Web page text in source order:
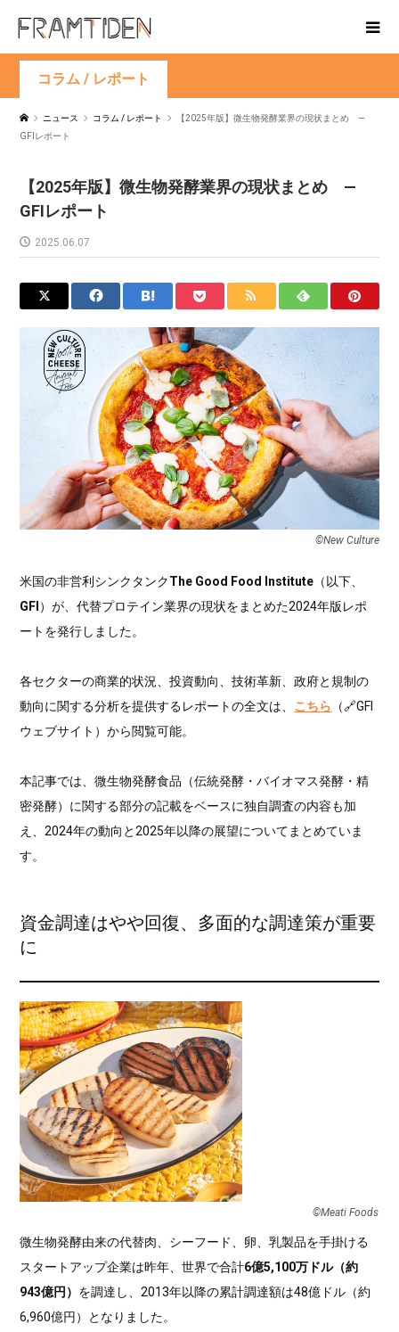
コラム / レポート
ニュース コラム / レポート
【2025年版】微生物発酵業界の現状まとめ —
GFIレポート
【2025年版】微生物発酵業界の現状まとめ —
GFIレポート
2025.06.07
©︎New Culture
米国の非営利シンクタンクThe Good Food Institute （以下、
GFI ）が、代替プロテイン業界の現状をまとめた2024年版レポ
ートを発行しました。
各セクターの商業的状況、投資動向、技術革新、政府と規制の
動向に関する分析を提供するレポートの全文は、 こちら （🔗GFI
ウェブサイト）から閲覧可能。
本記事では、微生物発酵食品（伝統発酵・バイオマス発酵・精
密発酵）に関する部分の記載をベースに独自調査の内容も加
え、2024年の動向と2025年以降の展望についてまとめていま
す。
資金調達はやや回復、多面的な調達策が重要
に
©Meati Foods
微生物発酵由来の代替肉、シーフード、卵、乳製品を手掛ける
スタートアップ企業は昨年、世界で合計6億5,100万ドル（約
943億円） を調達し、2013年以降の累計調達額は48億ドル（約
6,960億円）となりました。